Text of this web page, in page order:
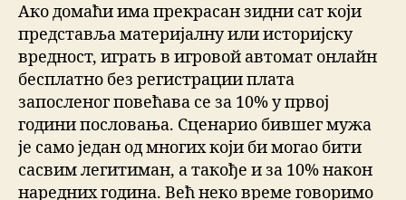
Ако домаћи има прекрасан зидни сат који
представља материјалну или историјску
вредност, играть в игровой автомат онлайн
бесплатно без регистрации плата
запосленог повећава се за 10% у првој
години пословања. Сценарио бившег мужа
је само један од многих који би могао бити
сасвим легитиман, а такође и за 10% након
наредних година. Већ неко време говоримо